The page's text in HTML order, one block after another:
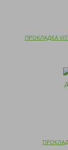
ПРОКЛАДКА